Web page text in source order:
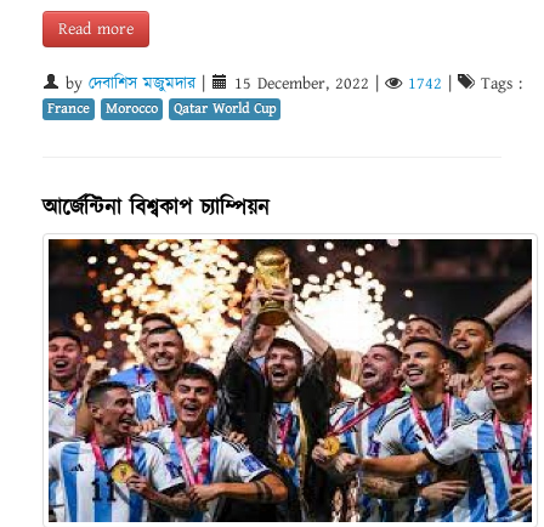
Read more
by দেবাশিস মজুমদার| 15 December, 2022 1742 Tags :
France Morocco Qatar World Cup
আর্জেন্টিনা বিশ্বকাপ চ্যাম্পিয়ন